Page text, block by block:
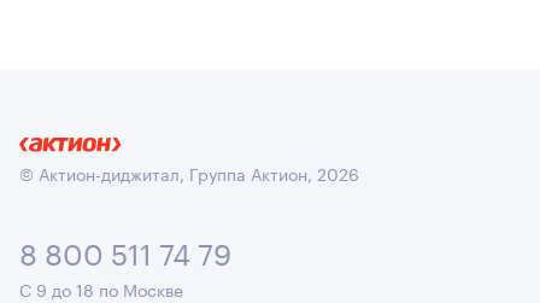
© Актион-диджитал, Группа Актион, 2026
8 800 511 74 79
С 9 до 18 по Москве